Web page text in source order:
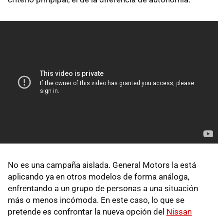
No es una campaña aislada. General Motors la está
aplicando ya en otros modelos de forma análoga,
enfrentando a un grupo de personas a una situación
más o menos incómoda. En este caso, lo que se
pretende es confrontar la nueva opción del Nissan